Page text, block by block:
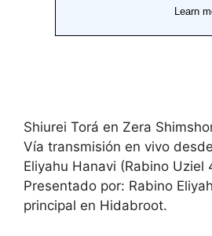
Shiurei Torá en Zera
Vía transmisión en vivo
Eliyahu Hanavi (Rabino Uziel
Presentado por: Rabino
principal en Hidabroot.